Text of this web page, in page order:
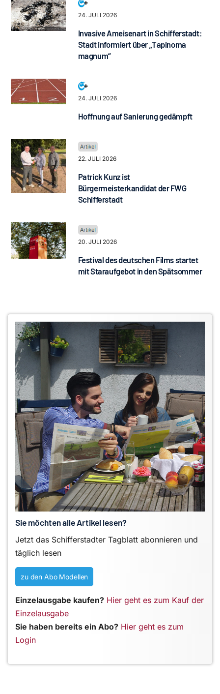
24. JULI 2026
Invasive Ameisenart in Schifferstadt:
Stadt informiert über „Tapinoma
magnum“
24. JULI 2026
Hoffnung auf Sanierung gedämpft
22. JULI 2026
Patrick Kunz ist
Bürgermeisterkandidat der FWG
Schifferstadt
20. JULI 2026
Festival des deutschen Films startet
mit Staraufgebot in den Spätsommer
Sie möchten alle Artikel lesen?
Jetzt das Schifferstadter Tagblatt abonnieren und
täglich lesen
zu den Abo Modellen
Einzelausgabe kaufen? Hier geht es zum Kauf der
Einzelausgabe
Sie haben bereits ein Abo? Hier geht es zum
Login